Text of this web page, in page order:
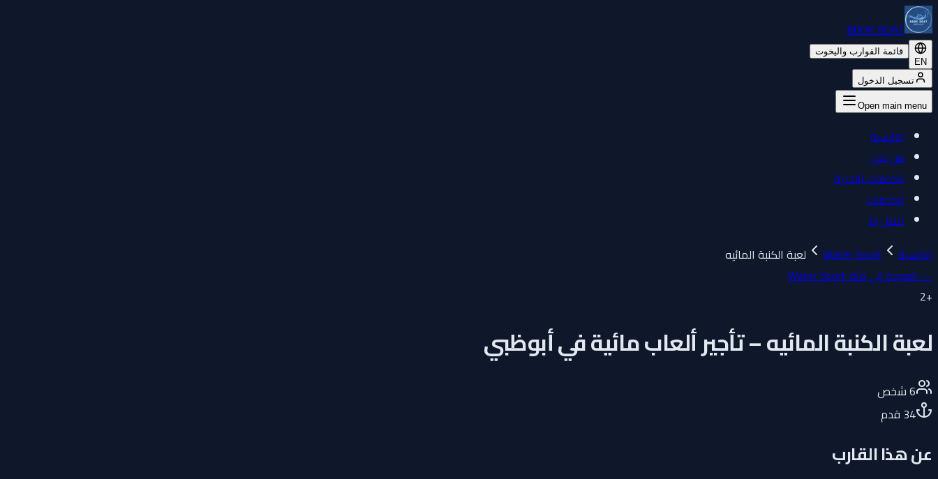
BOOK BOAT
EN
قائمة القوارب واليخوت
تسجيل الدخول
Open main menu
الرئيسية
من نحن
الخدمات البحرية
الخدمات
اتصل بنا
الرئيسية
Water Sport
لعبة الكنبة المائيه
←العودة إلى فئة Water Sport
+
2
لعبة الكنبة المائيه – تأجير ألعاب مائية في أبوظبي
6شخص
34 قدم
عن هذا القارب